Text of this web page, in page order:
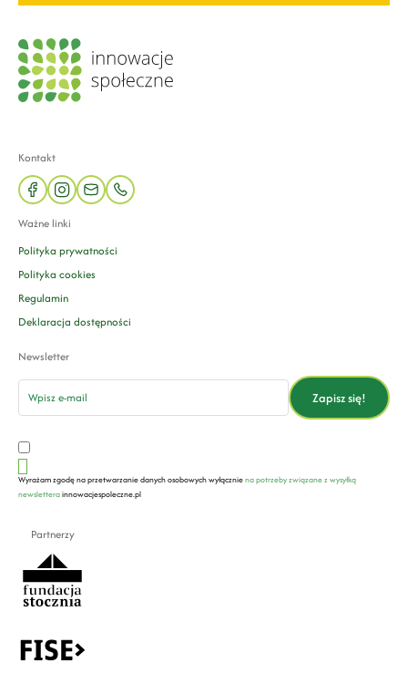
Kontakt
facebookinstagram
mail phone
Ważne linki
Polityka prywatności
Polityka cookies
Regulamin
Deklaracja dostępności
Newsletter
email
Zapisz się!
Wyrażam zgodę na przetwarzanie danych osobowych wyłączniena potrzeby związane z wysyłką
newsletterainnowacjespoleczne.pl
Partnerzy